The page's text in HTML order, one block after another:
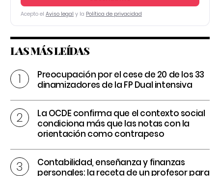
Acepto el Aviso legal y la Política de privacidad
LAS MÁS LEÍDAS
Preocupación por el cese de 20 de los 33
dinamizadores de la FP Dual intensiva
La OCDE confirma que el contexto social
condiciona más que las notas con la
orientación como contrapeso
Contabilidad, enseñanza y finanzas
personales: la receta de un profesor para